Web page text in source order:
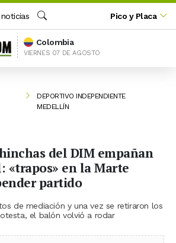
Buscar
Pico y Placa
Colombia
VIERNES 07 DE AGOSTO
DEPORTIVO INDEPENDIENTE
MEDELLÍN
del DIM empañan
«trapos» en la Marte
partido
de mediación y una vez se retiraron los
el balón volvió a rodar